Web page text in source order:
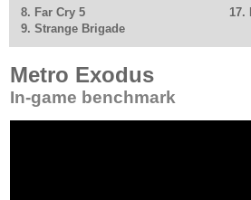
8. Far Cry 5
17.
9. Strange Brigade
Metro Exodus
In-game benchmark